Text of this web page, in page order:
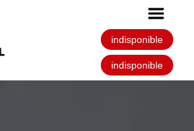
indisponible
indisponible